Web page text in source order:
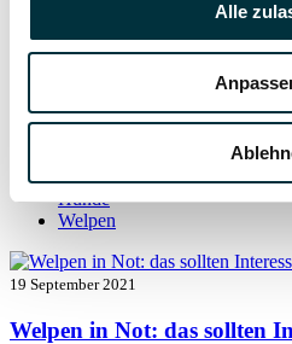
Alle
Welpen
19 September 2021
Welpen entwurmen: das
Hunde
Welpen
19 September 2021
Welpen in Not: das sollten